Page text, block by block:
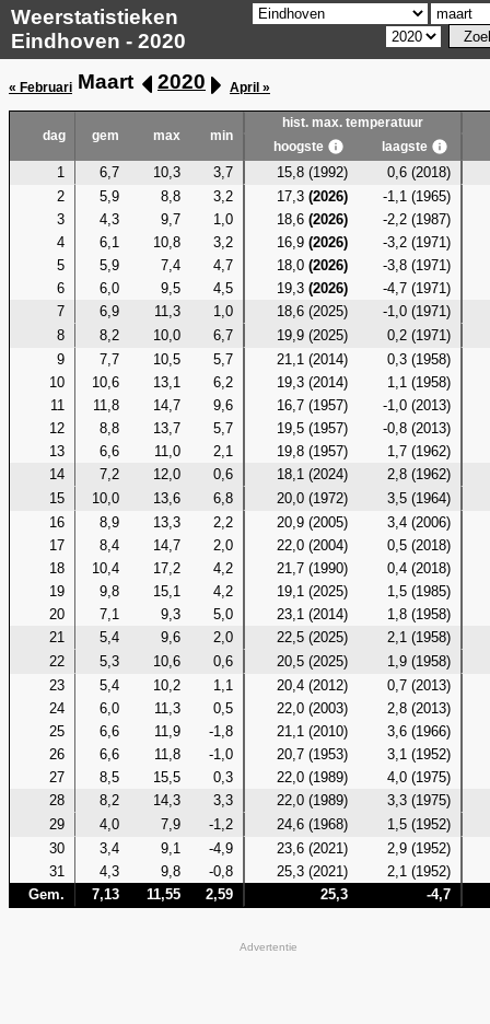
Weerstatistieken
Eindhoven - 2020
« Februari Maart 2020 April »
dag gem max min
hist. max. temperatuur
hoogste
laagste
1 6,7 10,3 3,7 15,8 (1992)
0,6 (2018)
2
5,9 8,8 3,2 17,3(2026)
-1,1 (1965)
3
4,3 9,7 1,0 18,6(2026)
-2,2 (1987)
4
6,1 10,8 3,2 16,9(2026)
-3,2 (1971)
5
5,9 7,4 4,7 18,0(2026)
-3,8 (1971)
6
6,0 9,5 4,5 19,3(2026)
-4,7 (1971)
7
6,9 11,3 1,0 18,6 (2025)
-1,0 (1971)
8
8,2 10,0 6,7 19,9 (2025)
0,2 (1971)
9
7,7 10,5 5,7 21,1 (2014)
0,3 (1958)
10
10,6 13,1 6,2 19,3 (2014)
1,1 (1958)
11
11,8 14,7 9,6 16,7 (1957)
-1,0 (2013)
12
8,8 13,7 5,7 19,5 (1957)
-0,8 (2013)
13
6,6 11,0 2,1 19,8 (1957)
1,7 (1962)
14
7,2 12,0 0,6 18,1 (2024)
2,8 (1962)
15
10,0 13,6 6,8 20,0 (1972)
3,5 (1964)
16
8,9 13,3 2,2 20,9 (2005)
3,4 (2006)
17
8,4 14,7 2,0 22,0 (2004)
0,5 (2018)
18
10,4 17,2 4,2 21,7 (1990)
0,4 (2018)
19
9,8 15,1 4,2 19,1 (2025)
1,5 (1985)
20
7,1 9,3 5,0 23,1 (2014)
1,8 (1958)
21
5,4 9,6 2,0 22,5 (2025)
2,1 (1958)
22
5,3 10,6 0,6 20,5 (2025)
1,9 (1958)
23
5,4 10,2 1,1 20,4 (2012)
0,7 (2013)
24
6,0 11,3 0,5 22,0 (2003)
2,8 (2013)
25
6,6 11,9 -1,8 21,1 (2010)
3,6 (1966)
26
6,6 11,8 -1,0 20,7 (1953)
3,1 (1952)
27
8,5 15,5 0,3 22,0 (1989)
4,0 (1975)
28
8,2 14,3 3,3 22,0 (1989)
3,3 (1975)
29
4,0 7,9 -1,2 24,6 (1968)
1,5 (1952)
30
3,4 9,1 -4,9 23,6 (2021)
2,9 (1952)
31
4,3 9,8 -0,8 25,3 (2021)
2,1 (1952)
Gem.
7,13 11,55 2,59 25,3 -4,7
Advertentie